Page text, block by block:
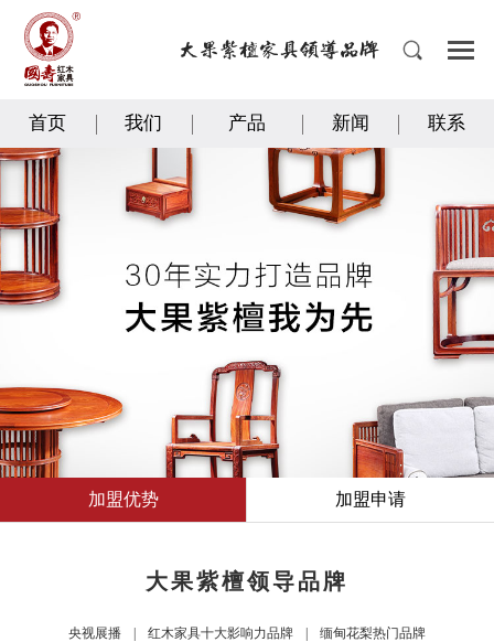
首页 我们 产品 新闻 联系
加盟优势 加盟申请
大果紫檀领导品牌
央视展播 | 红木家具十大影响力品牌 | 缅甸花梨热门品牌